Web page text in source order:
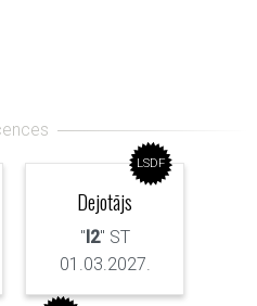
LSDF
Dejotājs
"I2" ST
01.03.2027.